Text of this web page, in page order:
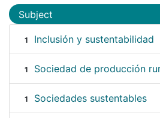
Subject
1 Inclusión y sustentabilidad
1 Sociedad de producción
1 Sociedades sustentables